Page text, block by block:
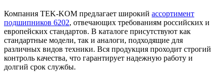
Компания TEK-KOM предлагает широкий ассортимент
подшипников 6202, отвечающих требованиям российских и
европейских стандартов. В каталоге присутствуют как
стандартные модели, так и аналоги, подходящие для
различных видов техники. Вся продукция проходит строгий
контроль качества, что гарантирует надежную работу и
долгий срок службы.